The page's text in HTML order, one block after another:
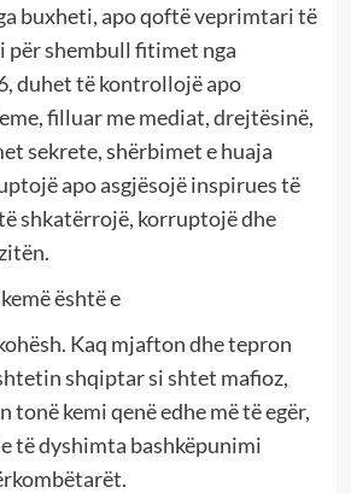
buxheti, apo qoftë veprimtari të
për shembull fitimet nga
duhet të kontrollojë apo
filluar me mediat, drejtësinë,
sekrete, shërbimet e huaja
apo asgjësojë inspirues të
shkatërrojë, korruptojë dhe
është e
Kaq mjafton dhe tepron
shqiptar si shtet mafioz,
tonë kemi qenë edhe më të egër,
të dyshimta bashkëpunimi